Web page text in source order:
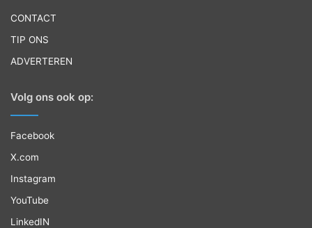
CONTACT
TIP ONS
ADVERTEREN
Volg ons ook op:
Facebook
X.com
Instagram
YouTube
LinkedIN